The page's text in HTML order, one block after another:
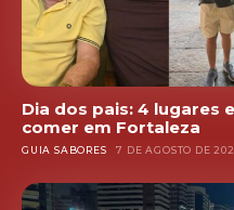
Dia dos pais: 4 lugares
comer em Fortaleza
GUIA SABORES 7 DE AGOSTO DE